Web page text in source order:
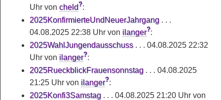
Uhr von cheld?:
2025KonfirmierteUndNeuerJahrgang . . .
04.08.2025 22:38 Uhr von ilanger?:
2025WahlJungendausschuss. . . 04.08.2025 22:32
Uhr von ilanger?:
2025RueckblickFrauensonnstag . . . 04.08.2025
21:25 Uhr von ilanger?:
2025Konfi3Samstag . . . 04.08.2025 21:20 Uhr von